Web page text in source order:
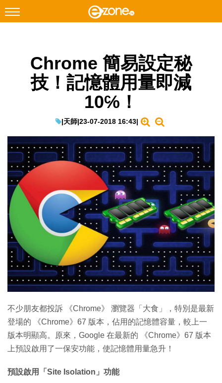
Facebook Instagram
科技焦點
教學評測
EduTech
IT Times
生成式AI與雲端應用
Enterprise Digital Transformation
特集
Chrome 簡易設定秘
技！記憶體用量即減
10℅！
|天師|23-07-2018 16:43|
不少朋友都投訴 《Chrome》 瀏覽器「大食」，特別是最新
登場的 《Chrome》67 版本，佔用的記憶體容量，較上一
版本明顯高。原來，Google 在最新的 《Chrome》67 版本
上預設啟用了一保安功能，使記憶體用量急升！
預設啟用「Site Isolation」功能